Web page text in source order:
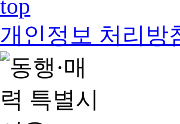
개인정보 처리방